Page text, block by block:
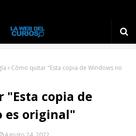
Cómo quitar "Esta copia de Windows no
"Esta copia de
es original"